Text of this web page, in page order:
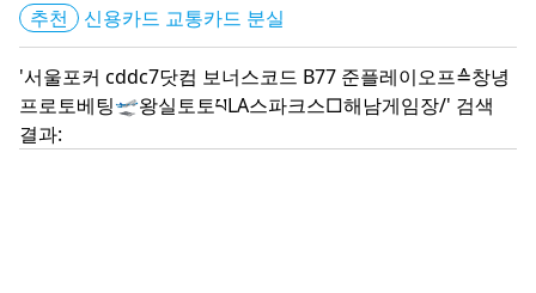
추천
신용카드 교통카드 분실
'서울포커 cddc7닷컴 보너스코드 B77 준플레이오프≙창녕
프로토베팅🛫왕실토토པLA스파크스□해남게임장/' 검색
결과: